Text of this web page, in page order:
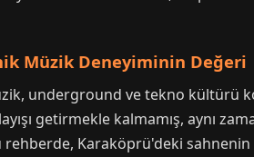
Müzik Deneyiminin Değeri
underground ve tekno kültürü
getirmekle kalmamış, aynı
rehberde, Karaköprü'deki